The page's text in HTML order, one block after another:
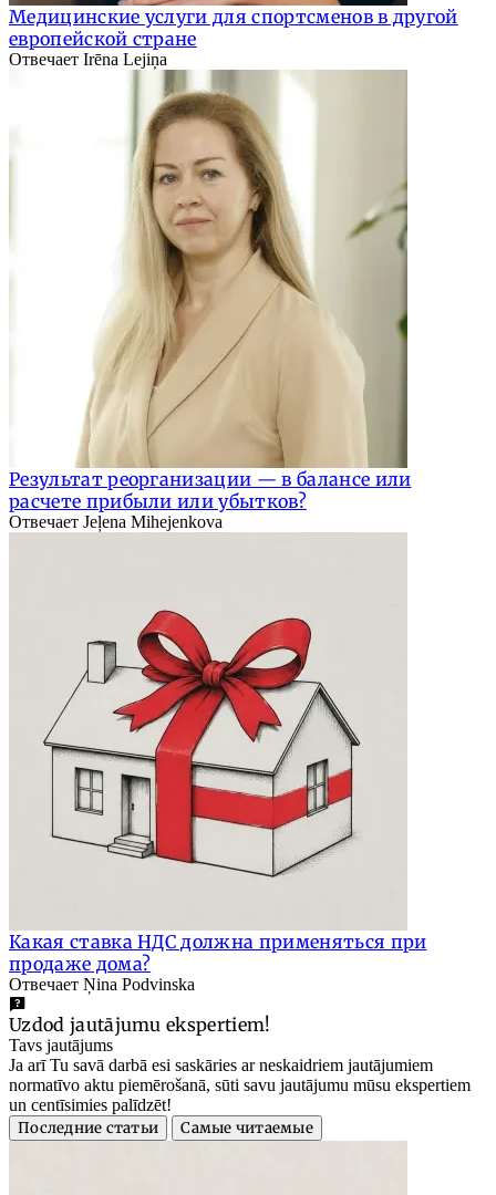
Медицинские услуги для спортсменов в другой
европейской стране
Отвечает Irēna Lejiņa
Результат реорганизации — в балансе или
расчете прибыли или убытков?
Отвечает Jeļena Mihejenkova
Какая ставка НДС должна применяться при
продаже дома?
Отвечает Ņina Podvinska
Uzdod jautājumu ekspertiem!
Tavs jautājums
Ja arī Tu savā darbā esi saskāries ar neskaidriem jautājumiem
normatīvo aktu piemērošanā, sūti savu jautājumu mūsu ekspertiem
un centīsimies palīdzēt!
Последние статьи
Самые читаемые